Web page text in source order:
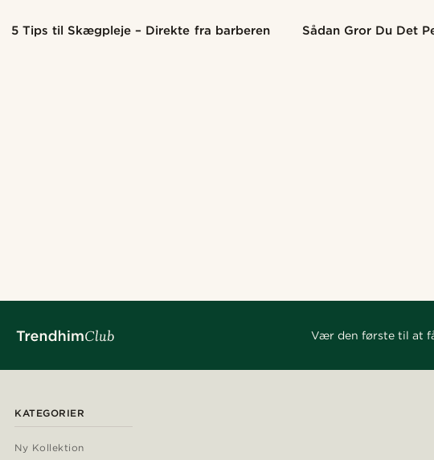
5 Tips til Skægpleje – Direkte fra barberen Sådan Gror Du Det
Vær den første til at
KATEGORIER
Ny Kollektion